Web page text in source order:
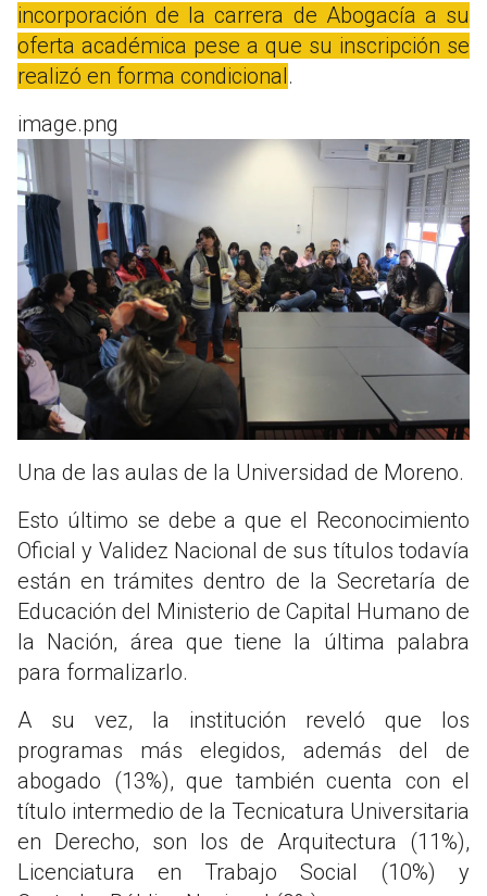
incorporación de la carrera de Abogacía a su
oferta académica pese a que su inscripción se
realizó en forma condicional.
image.png
Una de las aulas de la Universidad de Moreno.
Esto último se debe a que el Reconocimiento
Oficial y Validez Nacional de sus títulos todavía
están en trámites dentro de la Secretaría de
Educación del Ministerio de Capital Humano de
la Nación, área que tiene la última palabra
para formalizarlo.
A su vez, la institución reveló que los
programas más elegidos, además del de
abogado (13%), que también cuenta con el
título intermedio de la Tecnicatura Universitaria
en Derecho, son los de Arquitectura (11%),
Licenciatura en Trabajo Social (10%) y